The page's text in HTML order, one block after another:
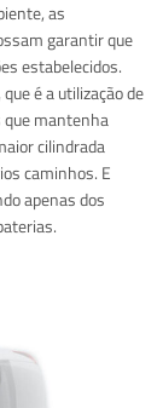
as
garantir que
estabelecidos.
é a utilização de
que mantenha
cilindrada
caminhos. E
apenas dos